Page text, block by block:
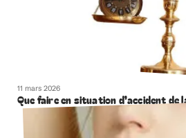
11 mars 2026
Que faire en situation d’accident de